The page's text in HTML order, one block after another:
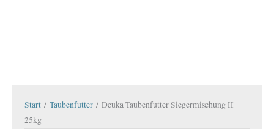
Start / Taubenfutter / Deuka Taubenfutter Siegermischung II
25kg